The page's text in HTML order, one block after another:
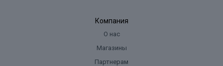
Компания
О нас
Магазины
Партнерам